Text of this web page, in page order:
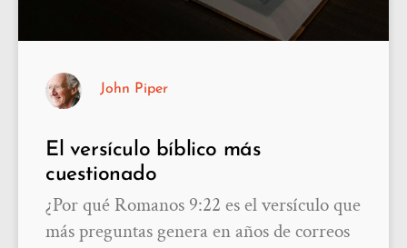
El versículo bíblico más
cuestionado
¿Por qué Romanos 9:22 es el versículo que
más preguntas genera en años de correos
John Piper